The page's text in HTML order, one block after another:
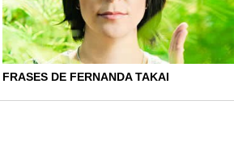
FRASES DE FERNANDA TAKAI